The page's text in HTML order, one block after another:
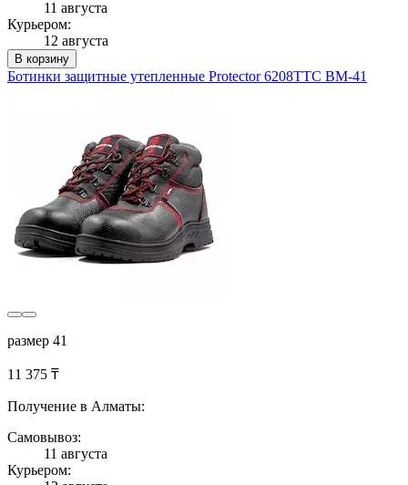
11 августа
Курьером:
12 августа
В корзину
Ботинки защитные утепленные Protector 6208ТТС ВМ-41
размер 41
11 375 ₸
Получение в Алматы:
Самовывоз:
11 августа
Курьером: